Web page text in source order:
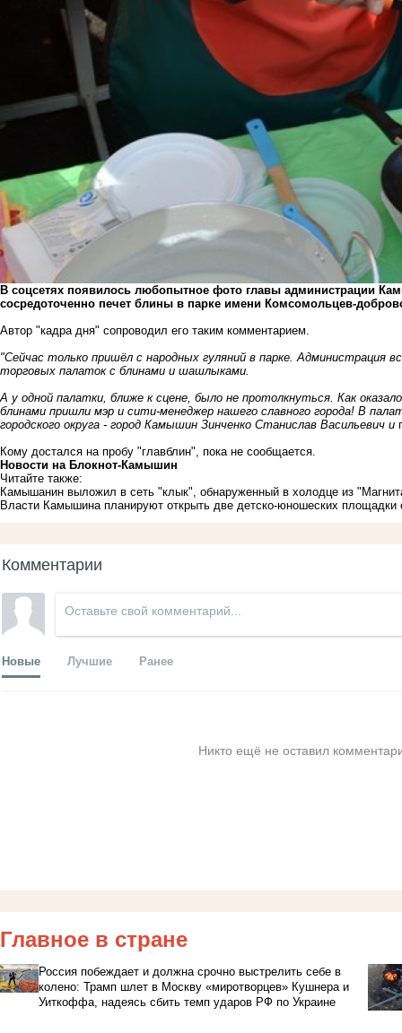
В соцсетях появилось любопытное фото главы администрации
сосредоточенно печет блины в парке имени Комсомольцев-
Автор "кадра дня" сопроводил его таким комментарием.
"Сейчас только пришёл с народных гуляний в парке. Администрация
торговых палаток с блинами и шашлыками.
А у одной палатки, ближе к сцене, было не протолкнуться. Как
блинами пришли мэр и сити-менеджер нашего славного города! В
городского округа - город Камышин Зинченко Станислав Васильевич и
Кому достался на пробу "главблин", пока не сообщается.
Новости на Блoкнoт-Камышин
Читайте также:
Камышанин выложил в сеть "клык", обнаруженный в холодце из
Власти Камышина планируют открыть две детско-юношеских площадки
Комментарии
Новые Лучшие Ранее
Никто ещё не оставил
Главное в стране
Россия побеждает и должна срочно выстрелить себе в
колено: Трамп шлет в Москву «миротворцев» Кушнера и
Уиткоффа, надеясь сбить темп ударов РФ по Украине